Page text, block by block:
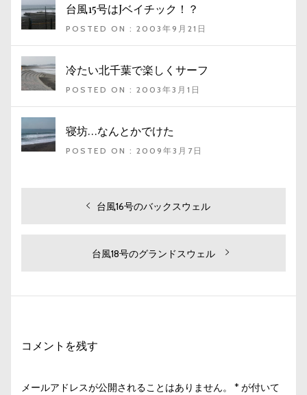
台風15号はJベイチック！？
POSTED ON : 2003年9月21日
冷たい北千葉で楽しくサーフ
POSTED ON : 2003年3月1日
寝坊…なんとかでけた
POSTED ON : 2009年3月7日
ョ
過
投
台風16号のバックスウェル
次
稿:
台風18号のグランドスウェル
コメントを残す
メールアドレスが公開されることはありません。 * が付いて